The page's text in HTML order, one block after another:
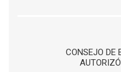
CONSEJO DE